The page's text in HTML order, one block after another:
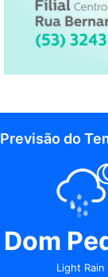
Previsão do
Dom
Light Rain